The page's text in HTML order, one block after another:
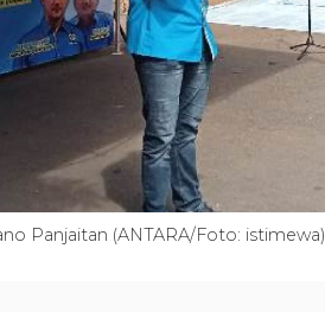
Panjaitan (ANTARA/Foto: istimewa)